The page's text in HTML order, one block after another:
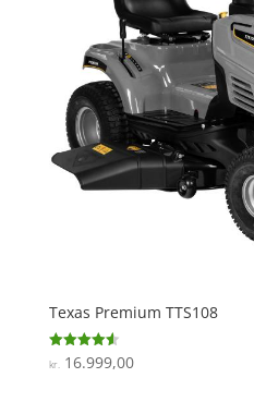
Texas Premium TTS108
Vurderet
4.6
kr.16.999,00